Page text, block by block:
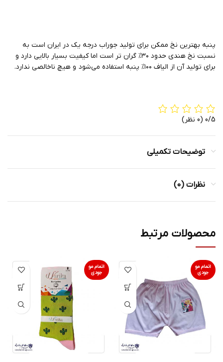
پنبه بهترین نخ ممکن برای تولید جوراب درجه یک در ایران است به
نسبت نخ هندی حدود ۳۰% گران تر است اما کیفیت بسیار بالایی دارد و
برای تولید آن از الیاف ۱۰۰% پنبه استفاده می‌شود و هیچ ناخالصی ندارد.
0/5 (0 نظر)
توضیحات تکمیلی
نظرات (0)
محصولات مرتبط
اتمام مو
جودی
اتمام مو
جودی